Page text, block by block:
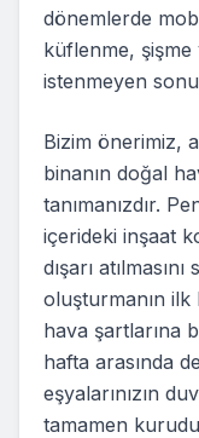
dönemlerde
küflenme,
istenmeyen
Bizim önerimiz,
binanın doğal
tanımanızdır.
içerideki inşaat
dışarı
oluşturmanın ilk
hava şartlarına
hafta arasında
eşyalarınızın
tamamen